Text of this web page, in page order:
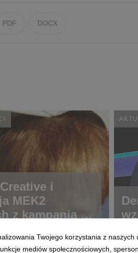
PDF DOCX
i
MEK2
z kampanią o
Twojego korzystania z
mediów społecznościowych,